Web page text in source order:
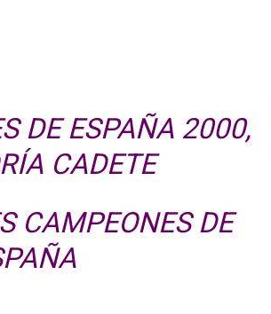
DE ESPAÑA 2000,
CADETE
CAMPEONES DE